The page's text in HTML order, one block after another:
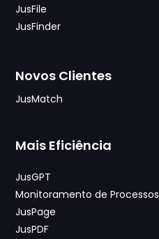
JusFile
JusFinder
Novos Clientes
JusMatch
Mais Eficiência
JusGPT
Monitoramento de Processos
JusPage
JusPDF